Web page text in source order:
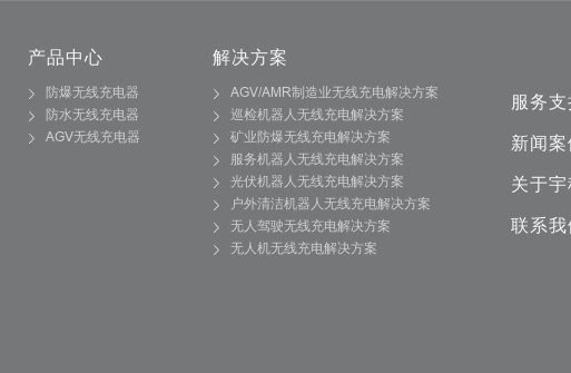
产品中心
防爆无线充电器
防水无线充电器
AGV无线充电器
解决方案
AGV/AMR制造业无线充电解决方案
巡检机器人无线充电解决方案
矿业防爆无线充电解决方案
服务机器人无线充电解决方案
光伏机器人无线充电解决方案
户外清洁机器人无线充电解决方案
无人驾驶无线充电解决方案
无人机无线充电解决方案
服务支
新闻案
关于宇
联系我